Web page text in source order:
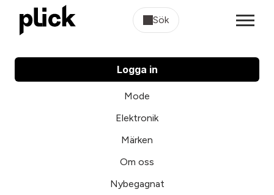
Sök
Logga in
Mode
Elektronik
Märken
Om oss
Nybegagnat